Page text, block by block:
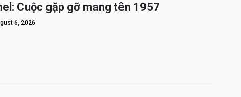
Cuộc gặp gỡ mang tên 1957
6, 2026